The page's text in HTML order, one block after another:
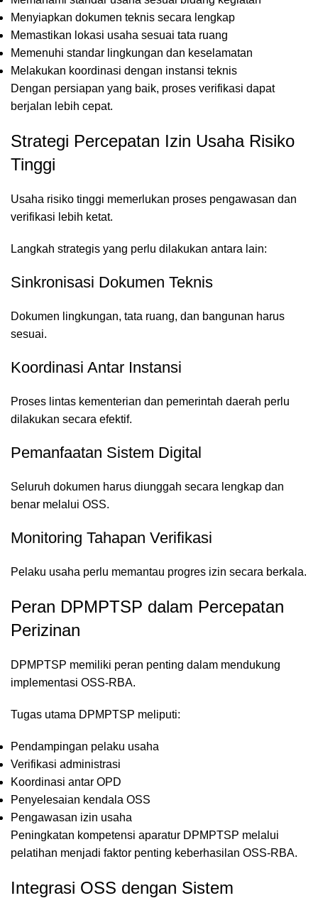
Menyiapkan dokumen teknis secara lengkap
Memastikan lokasi usaha sesuai tata ruang
Memenuhi standar lingkungan dan keselamatan
Melakukan koordinasi dengan instansi teknis
Dengan persiapan yang baik, proses verifikasi dapat
berjalan lebih cepat.
Strategi Percepatan Izin Usaha Risiko
Tinggi
Usaha risiko tinggi memerlukan proses pengawasan dan
verifikasi lebih ketat.
Langkah strategis yang perlu dilakukan antara lain:
Sinkronisasi Dokumen Teknis
Dokumen lingkungan, tata ruang, dan bangunan harus
sesuai.
Koordinasi Antar Instansi
Proses lintas kementerian dan pemerintah daerah perlu
dilakukan secara efektif.
Pemanfaatan Sistem Digital
Seluruh dokumen harus diunggah secara lengkap dan
benar melalui OSS.
Monitoring Tahapan Verifikasi
Pelaku usaha perlu memantau progres izin secara berkala.
Peran DPMPTSP dalam Percepatan
Perizinan
DPMPTSP memiliki peran penting dalam mendukung
implementasi OSS-RBA.
Tugas utama DPMPTSP meliputi:
Pendampingan pelaku usaha
Verifikasi administrasi
Koordinasi antar OPD
Penyelesaian kendala OSS
Pengawasan izin usaha
Peningkatan kompetensi aparatur DPMPTSP melalui
pelatihan menjadi faktor penting keberhasilan OSS-RBA.
Integrasi OSS dengan Sistem